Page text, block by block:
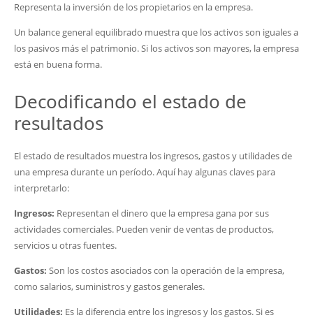
Representa la inversión de los propietarios en la empresa.
Un balance general equilibrado muestra que los activos son iguales a
los pasivos más el patrimonio. Si los activos son mayores, la empresa
está en buena forma.
Decodificando el estado de
resultados
El estado de resultados muestra los ingresos, gastos y utilidades de
una empresa durante un período. Aquí hay algunas claves para
interpretarlo:
Ingresos: Representan el dinero que la empresa gana por sus
actividades comerciales. Pueden venir de ventas de productos,
servicios u otras fuentes.
Gastos: Son los costos asociados con la operación de la empresa,
como salarios, suministros y gastos generales.
Utilidades: Es la diferencia entre los ingresos y los gastos. Si es